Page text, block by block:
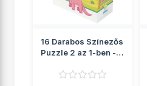
16 Darabos Színezős
Puzzle 2 az 1-ben -